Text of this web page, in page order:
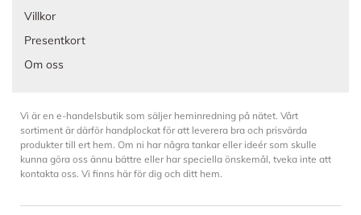
Villkor
Presentkort
Om oss
Vi är en e-handelsbutik som säljer heminredning på nätet. Vårt
sortiment är därför handplockat för att leverera bra och prisvärda
produkter till ert hem. Om ni har några tankar eller ideér som skulle
kunna göra oss ännu bättre eller har speciella önskemål, tveka inte att
kontakta oss. Vi finns här för dig och ditt hem.